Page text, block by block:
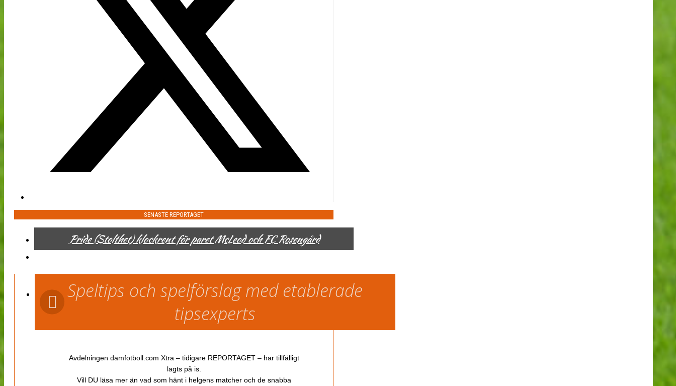
SENASTE REPORTAGET
Pride (Stolthet) klockrent för paret McLeod och FC Rosengård
Speltips och spelförslag med etablerade
tipsexperts
Avdelningen damfotboll.com Xtra – tidigare REPORTAGET – har tillfälligt
lagts på is.
Vill DU läsa mer än vad som hänt i helgens matcher och de snabba